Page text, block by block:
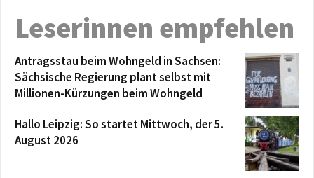
Leserinnen empfehlen
Antragsstau beim Wohngeld in Sachsen:
Sächsische Regierung plant selbst mit
Millionen-Kürzungen beim Wohngeld
Hallo Leipzig: So startet Mittwoch, der 5.
August 2026